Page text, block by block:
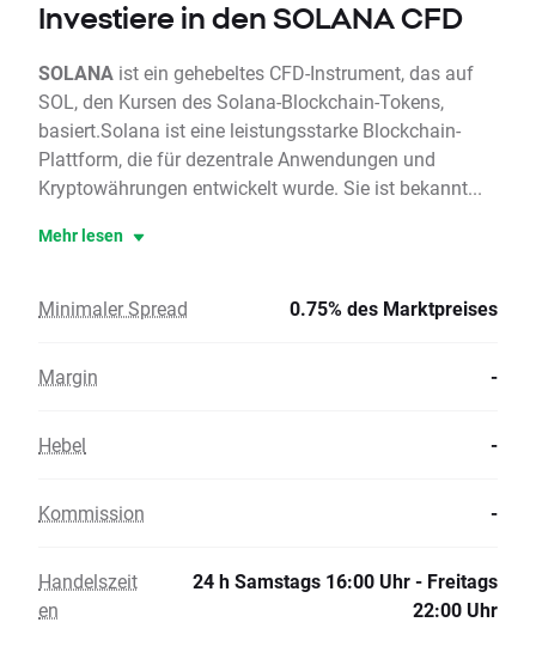
Investiere in den SOLANA CFD
SOLANA ist ein gehebeltes CFD-Instrument, das auf
SOL, den Kursen des Solana-Blockchain-Tokens,
basiert.Solana ist eine leistungsstarke Blockchain-
Plattform, die für dezentrale Anwendungen und
Kryptowährungen entwickelt wurde. Sie ist bekannt...
Mehr lesen
Minimaler Spread 0.75% des Marktpreises
Margin -
Hebel -
Kommission -
Handelszeit
en
24 h Samstags 16:00 Uhr - Freitags
22:00 Uhr